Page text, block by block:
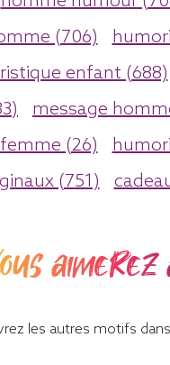
(706)
enfant (688)
message
(26)
(751)
aimerez
les autres motifs